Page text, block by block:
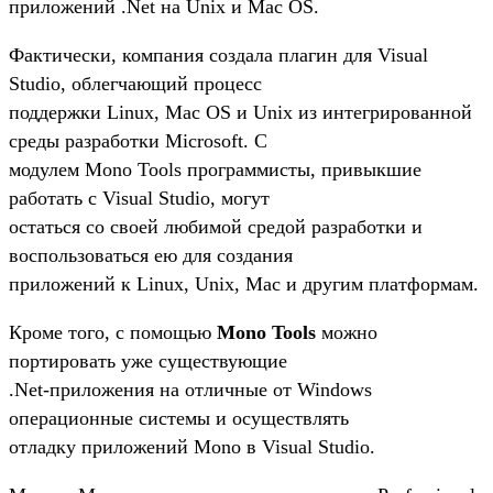
приложений .Net на Unix и Mac OS.
Фактически, компания создала плагин для Visual
Studio, облегчающий процесс
поддержки Linux, Mac OS и Unix из интегрированной
среды разработки Microsoft. С
модулем Mono Tools программисты, привыкшие
работать с Visual Studio, могут
остаться со своей любимой средой разработки и
воспользоваться ею для создания
приложений к Linux, Unix, Mac и другим платформам.
Кроме того, с помощью Mono Tools можно
портировать уже существующие
.Net-приложения на отличные от Windows
операционные системы и осуществлять
отладку приложений Mono в Visual Studio.